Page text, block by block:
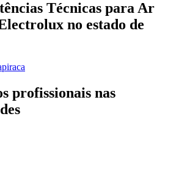
Técnicas para Ar
no estado de
profissionais nas